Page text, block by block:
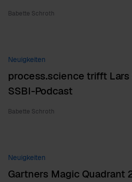
Babette Schroth
Neuigkeiten
process.science trifft Lars
SSBI-Podcast
Babette Schroth
Neuigkeiten
Gartners Magic Quadrant